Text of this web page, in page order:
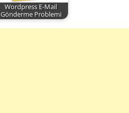
Wordpress E-Mail
Gönderme Problemi